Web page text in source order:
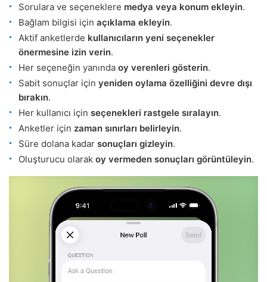
Sorulara ve seçeneklere medya veya konum ekleyin.
Bağlam bilgisi için açıklama ekleyin.
Aktif anketlerde kullanıcıların yeni seçenekler
önermesine izin verin.
Her seçeneğin yanında oy verenleri gösterin.
Sabit sonuçlar için yeniden oylama özelliğini devre dışı
bırakın.
Her kullanıcı için seçenekleri rastgele sıralayın.
Anketler için zaman sınırları belirleyin.
Süre dolana kadar sonuçları gizleyin.
Oluşturucu olarak oy vermeden sonuçları görüntüleyin.